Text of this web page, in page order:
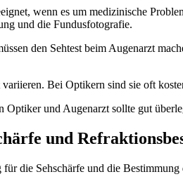
wenn es um medizinische
und die Fundusfotografie.
den Sehtest beim Augenarzt
Bei Optikern sind sie oft
Optiker und Augenarzt sollte gut
und
die Sehschärfe und die